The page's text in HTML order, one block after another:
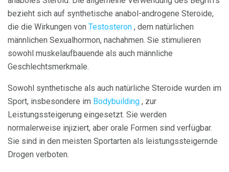
bezieht sich auf synthetische anabol-androgene Steroide,
die die Wirkungen von Testosteron , dem natürlichen
männlichen Sexualhormon, nachahmen. Sie stimulieren
sowohl muskelaufbauende als auch männliche
Geschlechtsmerkmale.
Sowohl synthetische als auch natürliche Steroide wurden im
Sport, insbesondere im Bodybuilding , zur
Leistungssteigerung eingesetzt. Sie werden
normalerweise injiziert, aber orale Formen sind verfügbar.
Sie sind in den meisten Sportarten als leistungssteigernde
Drogen verboten.